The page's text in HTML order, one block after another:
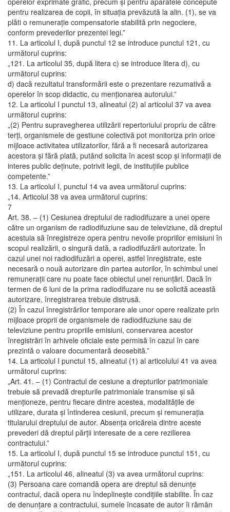
pentru realizarea de copii, în situaţia prevăzută la alin. (1), se va
plăti o remuneraţie compensatorie stabilită prin negociere,
conform prevederilor prezentei legi.”
11. La articolul I, după punctul 12 se introduce punctul 121, cu
următorul cuprins:
„121. La articolul 35, după litera c) se introduce litera d), cu
următorul cuprins:
d) dacă rezultatul transformării este o prezentare rezumativă a
operelor în scop didactic, cu menţionarea autorului.”
12. La articolul I punctul 13, alineatul (2) al articolul 37 va avea
următorul cuprins:
„(2) Pentru supravegherea utilizării repertoriului propriu de către
terţi, organismele de gestiune colectivă pot monitoriza prin orice
mijloace activitatea utilizatorilor, fără a fi necesară autorizarea
acestora şi fără plată, putând solicita în acest scop şi informaţii de
interes public deţinute, potrivit legii, de instituţiile publice
competente.”
13. La articolul I, punctul 14 va avea următorul cuprins:
„14. Articolul 38 va avea următorul cuprins:
7
Art. 38. – (1) Cesiunea dreptului de radiodifuzare a unei opere
către un organism de radiodifuziune sau de televiziune, dă dreptul
acestuia să înregistreze opera pentru nevoile propriilor emisiuni în
scopul realizării, o singură dată, a radiodifuzării autorizate. În
cazul unei noi radiodifuzări a operei, astfel înregistrate, este
necesară o nouă autorizare din partea autorilor, în schimbul unei
remuneraţii care nu poate face obiectul unei renunţări. Dacă în
termen de 6 luni de la prima radiodifuzare nu se solicită această
autorizare, înregistrarea trebuie distrusă.
(2) În cazul înregistrărilor temporare ale unor opere realizate prin
mijloace proprii de organismele de radiodifuziune sau de
televiziune pentru propriile emisiuni, conservarea acestor
înregistrări în arhivele oficiale este permisă în cazul în care
prezintă o valoare documentară deosebită.”
14. La articolul I punctul 15, alineatul (1) al articolului 41 va avea
următorul cuprins:
„Art. 41. – (1) Contractul de cesiune a drepturilor patrimoniale
trebuie să prevadă drepturile patrimoniale transmise şi să
menţioneze, pentru fiecare dintre acestea, modalităţile de
utilizare, durata şi întinderea cesiunii, precum şi remuneraţia
titularului dreptului de autor. Absenţa oricăreia dintre aceste
prevederi dă dreptul părţii interesate de a cere rezilierea
contractului.”
15. La articolul I, după punctul 15 se introduce punctul 151, cu
următorul cuprins:
„151. La articolul 46, alineatul (3) va avea următorul cuprins:
(3) Persoana care comandă opera are dreptul să denunţe
contractul, dacă opera nu îndeplineşte condiţiile stabilite. În caz
de denunţare a contractului, sumele încasate de autor îi rămân